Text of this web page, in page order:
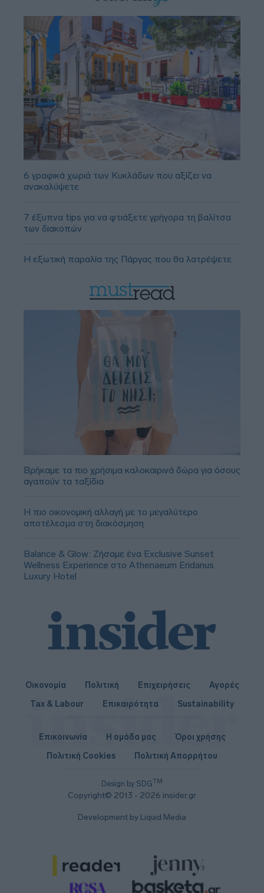
6 γραφικά χωριά των Κυκλάδων που αξίζει να
ανακαλύψετε
7 έξυπνα tips για να φτιάξετε γρήγορα τη βαλίτσα
των διακοπών
Η εξωτική παραλία της Πάργας που θα λατρέψετε
Βρήκαμε τα πιο χρήσιμα καλοκαιρινά δώρα για όσους
αγαπούν τα ταξίδια
Η πιο οικονομική αλλαγή με το μεγαλύτερο
αποτέλεσμα στη διακόσμηση
Balance & Glow: Ζήσαμε ένα Exclusive Sunset
Wellness Experience στο Athenaeum Eridanus
Luxury Hotel
Οικονομία Πολιτική Επιχειρήσεις
Αγορές
Tax & Labour
Επικαιρότητα Sustainability
Design by SDGTM
Copyright© 2013 - 2026 insider.gr
Επικοινωνία Η ομάδα μας
Όροι χρήσης
Πολιτική Cookies
Πολιτική Απορρήτου
Development by Liquid Media